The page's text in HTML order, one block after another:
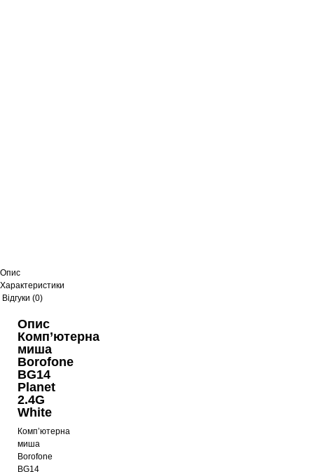
Опис
Характеристики
Відгуки (0)
Опис
Комп’ютерна
миша
Borofone
BG14
Planet
2.4G
White
Комп’ютерна
миша
Borofone
BG14